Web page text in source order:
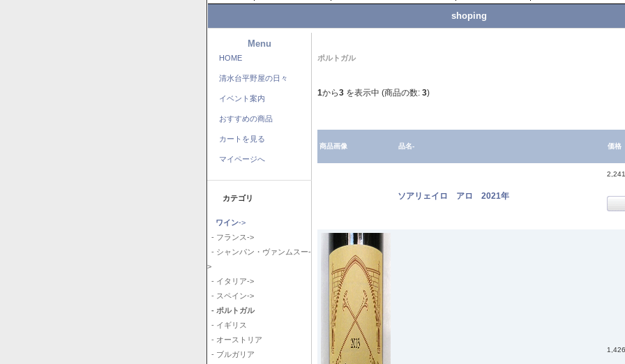
shoping
Menu
HOME
清水台平野屋の日々
イベント案内
おすすめの商品
カートを見る
マイページへ
カテゴリ
ワイン->
- フランス->
- シャンパン・ヴァンムスー-
>
- イタリア->
- スペイン->
- ポルトガル
- イギリス
- オーストリア
- ブルガリア
ポルトガル
1から3 を表示中 (商品の数: 3)
商品画像 品名- 価格
ソアリェイロ アロ 2021年